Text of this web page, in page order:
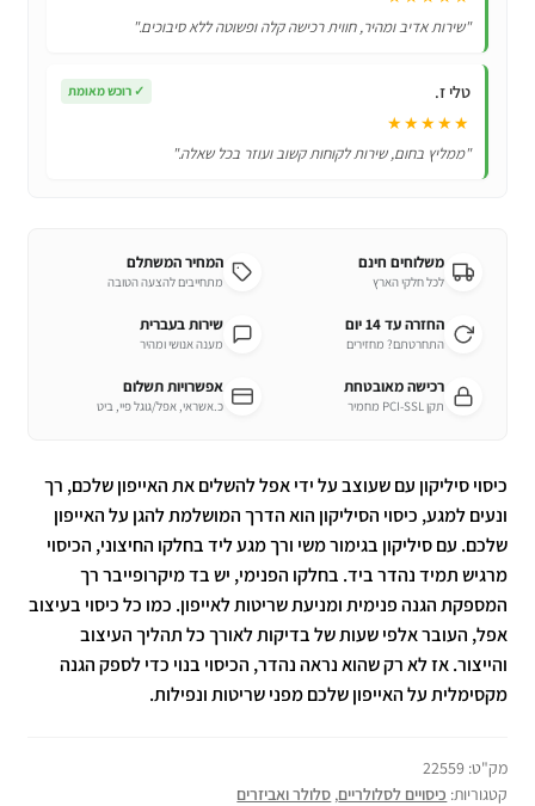
"שירות אדיב ומהיר, חווית רכישה קלה ופשוטה ללא סיבוכים."
טלי ז. ✓ רוכש מאומת
★★★★★
"ממליץ בחום, שירות לקוחות קשוב ועוזר בכל שאלה."
משלוחים חינם
לכל חלקי הארץ
המחיר המשתלם
מתחייבים להצעה הטובה
החזרה עד 14 יום
התחרטתם? מחזירים
שירות בעברית
מענה אנושי ומהיר
רכישה מאובטחת
תקן PCI-SSL מחמיר
אפשרויות תשלום
כ.אשראי, אפל/גוגל פיי, ביט
כיסוי סיליקון עם שעוצב על ידי אפל להשלים את האייפון שלכם, רך
ונעים למגע, כיסוי הסיליקון הוא הדרך המושלמת להגן על האייפון
שלכם. עם סיליקון בגימור משי ורך מגע ליד בחלקו החיצוני, הכיסוי
מרגיש תמיד נהדר ביד. בחלקו הפנימי, יש בד מיקרופייבר רך
המספקת הגנה פנימית ומניעת שריטות לאייפון. כמו כל כיסוי בעיצוב
אפל, העובר אלפי שעות של בדיקות לאורך כל תהליך העיצוב
והייצור. אז לא רק שהוא נראה נהדר, הכיסוי בנוי כדי לספק הגנה
מקסימלית על האייפון שלכם מפני שריטות ונפילות.
מק"ט: 22559
קטגוריות: כיסויים לסלולריים, סלולר ואביזרים